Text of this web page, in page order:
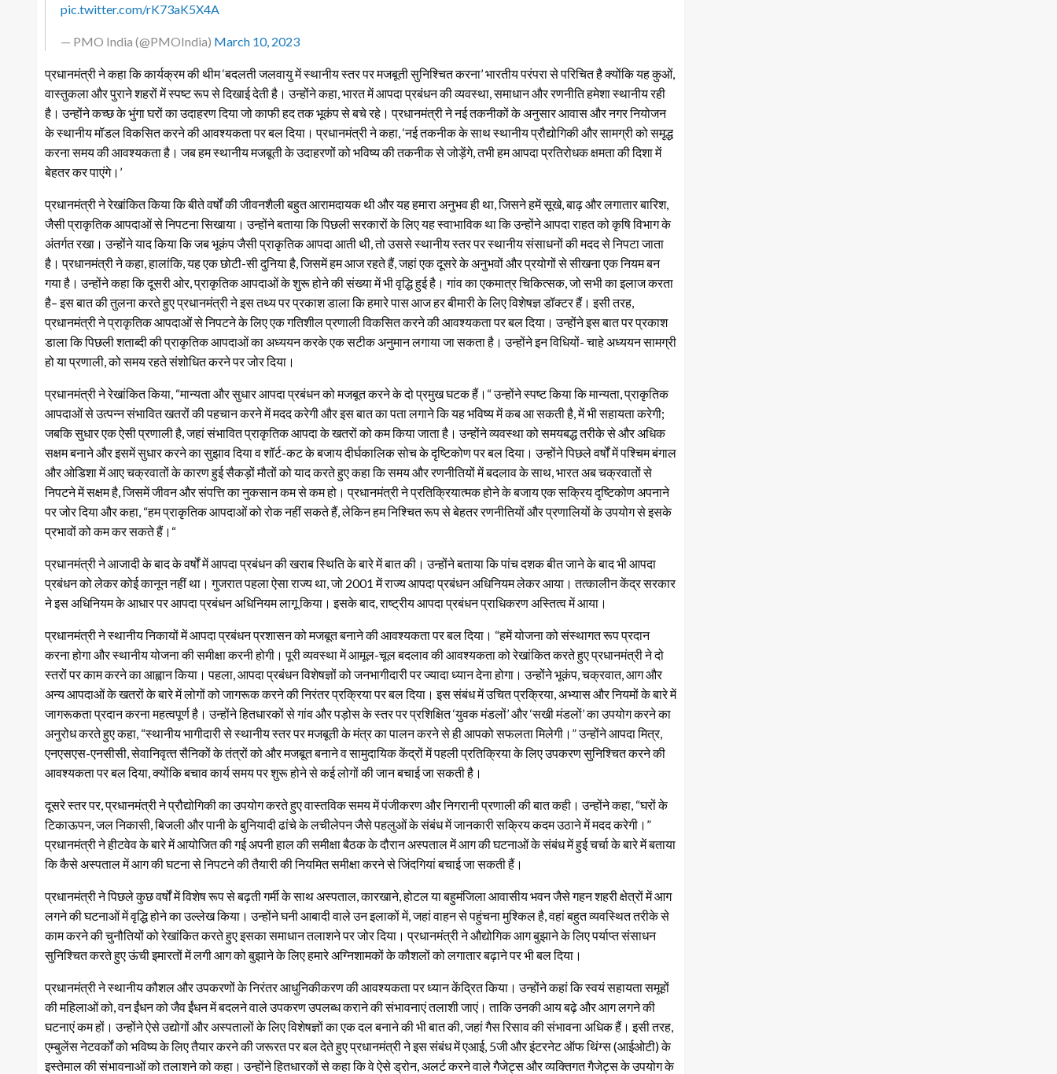
pic.twitter.com/rK73aK5X4A
— PMO India (@PMOIndia) March 10, 2023
प्रधानमंत्री ने कहा कि कार्यक्रम की थीम ‘बदलती जलवायु में स्थानीय स्‍तर पर मजबूती सुनिश्चित करना’ भारतीय परंपरा से परिचित है क्योंकि यह कुओं,
वास्तुकला और पुराने शहरों में स्पष्ट रूप से दिखाई देती है। उन्होंने कहा, भारत में आपदा प्रबंधन की व्यवस्था, समाधान और रणनीति हमेशा स्थानीय रही
है। उन्होंने कच्छ के भुंगा घरों का उदाहरण दिया जो काफी हद तक भूकंप से बचे रहे। प्रधानमंत्री ने नई तकनीकों के अनुसार आवास और नगर नियोजन
के स्थानीय मॉडल विकसित करने की आवश्यकता पर बल दिया। प्रधानमंत्री ने कहा, ‘नई तकनीक के साथ स्थानीय प्रौद्योगिकी और सामग्री को समृद्ध
करना समय की आवश्यकता है। जब हम स्थानीय मजबूती के उदाहरणों को भविष्य की तकनीक से जोड़ेंगे, तभी हम आपदा प्रतिरोधक क्षमता की दिशा में
बेहतर कर पाएंगे।’
प्रधानमंत्री ने रेखांकित किया कि बीते वर्षों की जीवनशैली बहुत आरामदायक थी और यह हमारा अनुभव ही था, जिसने हमें सूखे, बाढ़ और लगातार बारिश,
जैसी प्राकृतिक आपदाओं से निपटना सिखाया। उन्होंने बताया कि पिछली सरकारों के लिए यह स्वाभाविक था कि उन्होंने आपदा राहत को कृषि विभाग के
अंतर्गत रखा। उन्होंने याद किया कि जब भूकंप जैसी प्राकृतिक आपदा आती थी, तो उससे स्थानीय स्तर पर स्थानीय संसाधनों की मदद से निपटा जाता
है। प्रधानमंत्री ने कहा, हालांकि, यह एक छोटी-सी दुनिया है, जिसमें हम आज रहते हैं, जहां एक दूसरे के अनुभवों और प्रयोगों से सीखना एक नियम बन
गया है। उन्होंने कहा कि दूसरी ओर, प्राकृतिक आपदाओं के शुरू होने की संख्या में भी वृद्धि हुई है। गांव का एकमात्र चिकित्सक, जो सभी का इलाज करता
है– इस बात की तुलना करते हुए प्रधानमंत्री ने इस तथ्य पर प्रकाश डाला कि हमारे पास आज हर बीमारी के लिए विशेषज्ञ डॉक्टर हैं। इसी तरह,
प्रधानमंत्री ने प्राकृतिक आपदाओं से निपटने के लिए एक गतिशील प्रणाली विकसित करने की आवश्यकता पर बल दिया। उन्होंने इस बात पर प्रकाश
डाला कि पिछली शताब्दी की प्राकृतिक आपदाओं का अध्ययन करके एक सटीक अनुमान लगाया जा सकता है। उन्होंने इन विधियों- चाहे अध्ययन सामग्री
हो या प्रणाली, को समय रहते संशोधित करने पर जोर दिया।
प्रधानमंत्री ने रेखांकित किया, “मान्यता और सुधार आपदा प्रबंधन को मजबूत करने के दो प्रमुख घटक हैं।“ उन्होंने स्पष्ट किया कि मान्यता, प्राकृतिक
आपदाओं से उत्पन्न संभावित खतरों की पहचान करने में मदद करेगी और इस बात का पता लगाने कि यह भविष्य में कब आ सकती है, में भी सहायता करेगी;
जबकि सुधार एक ऐसी प्रणाली है, जहां संभावित प्राकृतिक आपदा के खतरों को कम किया जाता है। उन्होंने व्यवस्था को समयबद्ध तरीके से और अधिक
सक्षम बनाने और इसमें सुधार करने का सुझाव दिया व शॉर्ट-कट के बजाय दीर्घकालिक सोच के दृष्टिकोण पर बल दिया। उन्होंने पिछले वर्षों में पश्चिम बंगाल
और ओडिशा में आए चक्रवातों के कारण हुई सैकड़ों मौतों को याद करते हुए कहा कि समय और रणनीतियों में बदलाव के साथ, भारत अब चक्रवातों से
निपटने में सक्षम है, जिसमें जीवन और संपत्ति का नुकसान कम से कम हो। प्रधानमंत्री ने प्रतिक्रियात्मक होने के बजाय एक सक्रिय दृष्टिकोण अपनाने
पर जोर दिया और कहा, “हम प्राकृतिक आपदाओं को रोक नहीं सकते हैं, लेकिन हम निश्चित रूप से बेहतर रणनीतियों और प्रणालियों के उपयोग से इसके
प्रभावों को कम कर सकते हैं।“
प्रधानमंत्री ने आजादी के बाद के वर्षों में आपदा प्रबंधन की खराब स्थिति के बारे में बात की। उन्होंने बताया कि पांच दशक बीत जाने के बाद भी आपदा
प्रबंधन को लेकर कोई कानून नहीं था। गुजरात पहला ऐसा राज्य था, जो 2001 में राज्य आपदा प्रबंधन अधिनियम लेकर आया। तत्कालीन केंद्र सरकार
ने इस अधिनियम के आधार पर आपदा प्रबंधन अधिनियम लागू किया। इसके बाद, राष्ट्रीय आपदा प्रबंधन प्राधिकरण अस्तित्व में आया।
प्रधानमंत्री ने स्थानीय निकायों में आपदा प्रबंधन प्रशासन को मजबूत बनाने की आवश्यकता पर बल दिया। “हमें योजना को संस्थागत रूप प्रदान
करना होगा और स्थानीय योजना की समीक्षा करनी होगी। पूरी व्यवस्था में आमूल-चूल बदलाव की आवश्‍यकता को रेखांकित करते हुए प्रधानमंत्री ने दो
स्तरों पर काम करने का आह्वान किया। पहला, आपदा प्रबंधन विशेषज्ञों को जनभागीदारी पर ज्यादा ध्यान देना होगा। उन्होंने भूकंप, चक्रवात, आग और
अन्य आपदाओं के खतरों के बारे में लोगों को जागरूक करने की निरंतर प्रक्रिया पर बल दिया। इस संबंध में उचित प्रक्रिया, अभ्‍यास और नियमों के बारे में
जागरूकता प्रदान करना महत्वपूर्ण है। उन्होंने हितधारकों से गांव और पड़ोस के स्तर पर प्रशिक्षित ‘युवक मंडलों’ और ‘सखी मंडलों’ का उपयोग करने का
अनुरोध करते हुए कहा, “स्थानीय भागीदारी से स्थानीय स्तर पर मजबूती के मंत्र का पालन करने से ही आपको सफलता मिलेगी।” उन्होंने आपदा मित्र,
एनएसएस-एनसीसी, सेवानिवृत्‍त सैनिकों के तंत्रों को और मजबूत बनाने व सामुदायिक केंद्रों में पहली प्रतिक्रिया के लिए उपकरण सुनिश्चित करने की
आवश्यकता पर बल दिया, क्योंकि बचाव कार्य समय पर शुरू होने से कई लोगों की जान बचाई जा सकती है।
दूसरे स्तर पर, प्रधानमंत्री ने प्रौद्योगिकी का उपयोग करते हुए वास्तविक समय में पंजीकरण और निगरानी प्रणाली की बात कही। उन्होंने कहा, “घरों के
टिकाऊपन, जल निकासी, बिजली और पानी के बुनियादी ढांचे के लचीलेपन जैसे पहलुओं के संबंध में जानकारी सक्रिय कदम उठाने में मदद करेगी।”
प्रधानमंत्री ने हीटवेव के बारे में आयोजित की गई अपनी हाल की समीक्षा बैठक के दौरान अस्पताल में आग की घटनाओं के संबंध में हुई चर्चा के बारे में बताया
कि कैसे अस्पताल में आग की घटना से निपटने की तैयारी की नियमित समीक्षा करने से जिंदगियां बचाई जा सकती हैं।
प्रधानमंत्री ने पिछले कुछ वर्षों में विशेष रूप से बढ़ती गर्मी के साथ अस्पताल, कारखाने, होटल या बहुमंजिला आवासीय भवन जैसे गहन शहरी क्षेत्रों में आग
लगने की घटनाओं में वृद्धि होने का उल्लेख किया। उन्होंने घनी आबादी वाले उन इलाकों में, जहां वाहन से पहुंचना मुश्किल है, वहां बहुत व्यवस्थित तरीके से
काम करने की चुनौतियों को रेखांकित करते हुए इसका समाधान तलाशने पर जोर दिया। प्रधानमंत्री ने औद्योगिक आग बुझाने के लिए पर्याप्त संसाधन
सुनिश्चित करते हुए ऊंची इमारतों में लगी आग को बुझाने के लिए हमारे अग्निशामकों के कौशलों को लगातार बढ़ाने पर भी बल दिया।
प्रधानमंत्री ने स्थानीय कौशल और उपकरणों के निरंतर आधुनिकीकरण की आवश्यकता पर ध्यान केंद्रित किया। उन्होंने कहां कि स्वयं सहायता समूहों
की महिलाओं को, वन ईंधन को जैव ईंधन में बदलने वाले उपकरण उपलब्ध कराने की संभावनाएं तलाशी जाएं। ताकि उनकी आय बढ़े और आग लगने की
घटनाएं कम हों। उन्होंने ऐसे उद्योगों और अस्पतालों के लिए विशेषज्ञों का एक दल बनाने की भी बात की, जहां गैस रिसाव की संभावना अधिक हैं। इसी तरह,
एम्बुलेंस नेटवर्कों को भविष्य के लिए तैयार करने की जरूरत पर बल देते हुए प्रधानमंत्री ने इस संबंध में एआई, 5जी और इंटरनेट ऑफ थिंग्स (आईओटी) के
इस्तेमाल की संभावनाओं को तलाशने को कहा। उन्होंने हितधारकों से कहा कि वे ऐसे ड्रोन, अलर्ट करने वाले गैजेट्स और व्यक्तिगत गैजेट्स के उपयोग के